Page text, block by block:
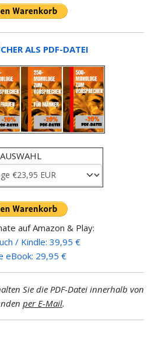
ALS PDF-DATEI
AUSWAHL
auf Amazon & Play:
/ Kindle: 39,95 €
eBook: 29,95 €
Sie die PDF-Datei innerhalb von
per E-Mail.